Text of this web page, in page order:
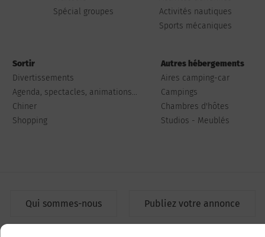
Spécial groupes
Activités nautiques
Sports mécaniques
Sortir
Divertissements
Agenda, spectacles, animations...
Chiner
Shopping
Autres hébergements
Aires camping-car
Campings
Chambres d'hôtes
Studios - Meublés
Qui sommes-nous Publiez votre annonce